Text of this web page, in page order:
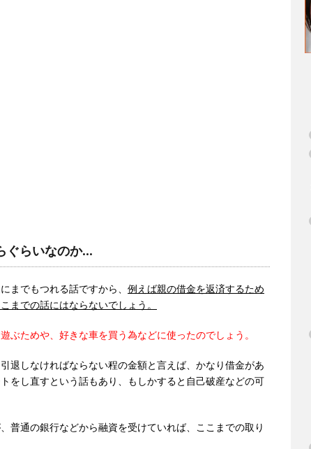
ぐらいなのか…
までもつれる話ですから、 例えば親の借金を返済するため
までの話にはならないでしょう。
ぶためや、好きな車を買う為などに使ったのでしょう。
退しなければならない程の金額と言えば、かなり借金があ
をし直すという話もあり、もしかすると自己破産などの可
普通の銀行などから融資を受けていれば、ここまでの取り